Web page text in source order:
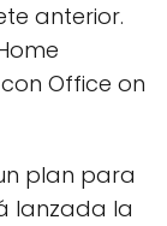
anterior.
Office on
plan para
lanzada la